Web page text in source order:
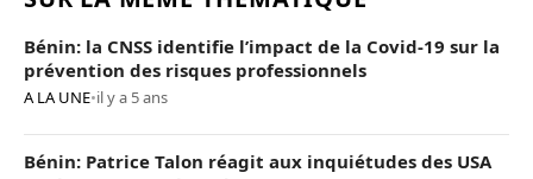
Bénin: la CNSS identifie l’impact de la Covid-19 sur la
prévention des risques professionnels
A LA UNE•il y a 5 ans
Bénin: Patrice Talon réagit aux inquiétudes des USA